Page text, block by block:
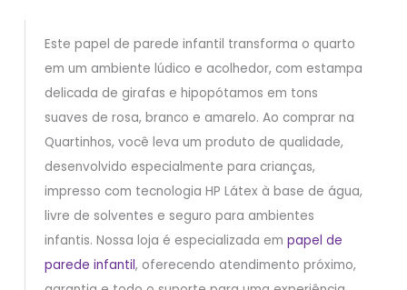
Este papel de parede infantil transforma o quarto
em um ambiente lúdico e acolhedor, com estampa
delicada de girafas e hipopótamos em tons
suaves de rosa, branco e amarelo. Ao comprar na
Quartinhos, você leva um produto de qualidade,
desenvolvido especialmente para crianças,
impresso com tecnologia HP Látex à base de água,
livre de solventes e seguro para ambientes
infantis. Nossa loja é especializada em papel de
parede infantil, oferecendo atendimento próximo,